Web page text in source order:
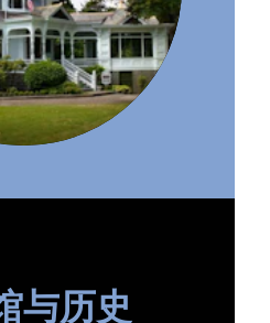
与历史